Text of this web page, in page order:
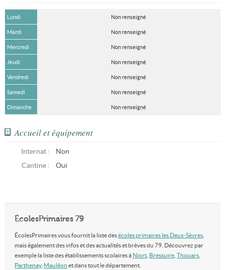
Lundi Non renseigné
Mardi Non renseigné
Mercredi Non renseigné
Jeudi Non renseigné
Vendredi Non renseigné
Samedi Non renseigné
Dimanche Non renseigné
Accueil et équipement
Internat :
Non
Cantine :
Oui
ÉcolesPrimaires 79
ÉcolesPrimaires vous fournit la liste desécoles primaires les Deux-Sèvres,
mais également des infos et des actualités et brèves du 79. Découvrez par
exemple la liste des établissements scolaires à Niort, Bressuire, Thouars,
Parthenay, Mauléon et dans tout le département.